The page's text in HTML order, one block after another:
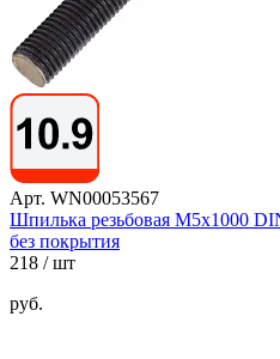
Арт. WN00053567
Шпилька резьбовая М5х1000
без покрытия
218 / шт
руб.